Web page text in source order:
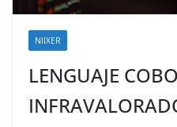
NIIXER
LENGUAJE